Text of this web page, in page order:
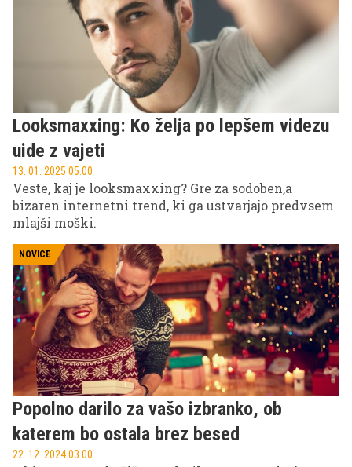
Looksmaxxing: Ko želja po lepšem videzu
uide z vajeti
13. 01. 2025 05.00
Veste, kaj je looksmaxxing? Gre za sodoben,a
bizaren internetni trend, ki ga ustvarjajo predvsem
mlajši moški.
NOVICE
Popolno darilo za vašo izbranko, ob
katerem bo ostala brez besed
22. 12. 2024 03.00